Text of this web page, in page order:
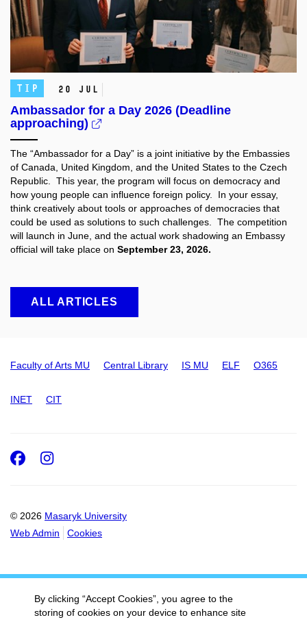
TIP 20 Jul
Ambassador for a Day 2026 (Deadline
approaching)
The “Ambassador for a Day” is a joint initiative by the Embassies
of Canada, United Kingdom, and the United States to the Czech
Republic. This year, the program will focus on democracy and
how young people can influence foreign policy. In your essay,
think creatively about tools or approaches of democracies that
could be used as solutions to such challenges. The competition
will launch in June, and the actual work shadowing an Embassy
official will take place on September 23, 2026.
ALL ARTICLES
Faculty of Arts MU Central Library IS MU ELF O365
INET CIT
© 2026 Masaryk University
Web Admin
Cookies
Facebook
Instagram
By clicking “Accept Cookies”, you agree to the
storing of cookies on your device to enhance site